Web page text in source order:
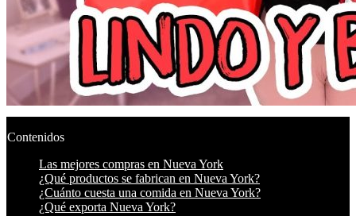
Contenidos
Las mejores compras en Nueva York
¿Qué productos se fabrican en Nueva York?
¿Cuánto cuesta una comida en Nueva York?
¿Qué exporta Nueva York?